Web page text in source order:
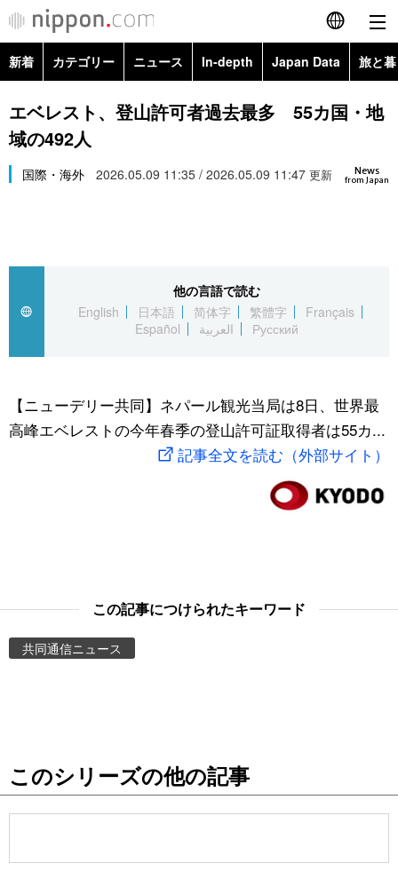
English
简体字
Русский
カテゴリー
経済・ビジネス
国際
文化
トップ
アーカイブ
In-depth
Japan Data
動画/Live
お知らせ
新着 カテゴリー ニュース In-depth Japan Data 旅と
政治・外交
経済・ビジネス
スポーツ・東京2020
Topics
エベレスト、登山許可者過去最多 55カ国・地
域の492人
News
from Japan
国際・海外 2026.05.09 11:35 / 2026.05.09 11:47 更新
他の言語で読む
English
日本語 简体字 繁體字
Français
Español
العربية Русский
【ニューデリー共同】ネパール観光当局は8日、世界最
高峰エベレストの今年春季の登山許可証取得者は55カ...
記事全文を読む（外部サイト）
この記事につけられたキーワード
共同通信ニュース
このシリーズの他の記事